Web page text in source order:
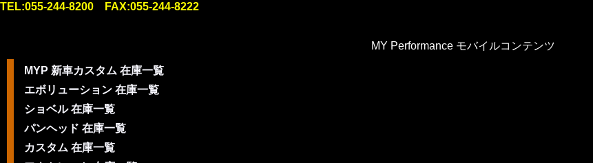
TEL:055-244-8200 FAX:055-244-8222
MY Performance モバイルコンテンツ
MYP 新車カスタム 在庫一覧
エボリューション 在庫一覧
ショベル 在庫一覧
パンヘッド 在庫一覧
カスタム 在庫一覧